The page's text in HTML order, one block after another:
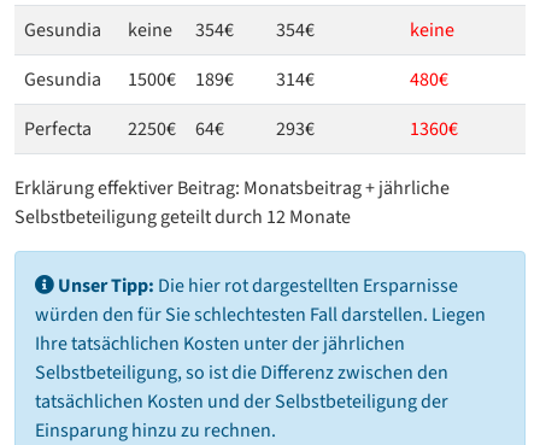
Gesundia
keine 354€ 354€
keine
Gesundia
1500€ 189€ 314€
480€
Perfecta
2250€ 64€ 293€ 1360€
Erklärung effektiver Beitrag: Monatsbeitrag + jährliche
Selbstbeteiligung geteilt durch 12 Monate
Unser Tipp: Die hier rot dargestellten Ersparnisse
würden den für Sie schlechtesten Fall darstellen. Liegen
Ihre tatsächlichen Kosten unter der jährlichen
Selbstbeteiligung, so ist die Differenz zwischen den
tatsächlichen Kosten und der Selbstbeteiligung der
Einsparung hinzu zu rechnen.